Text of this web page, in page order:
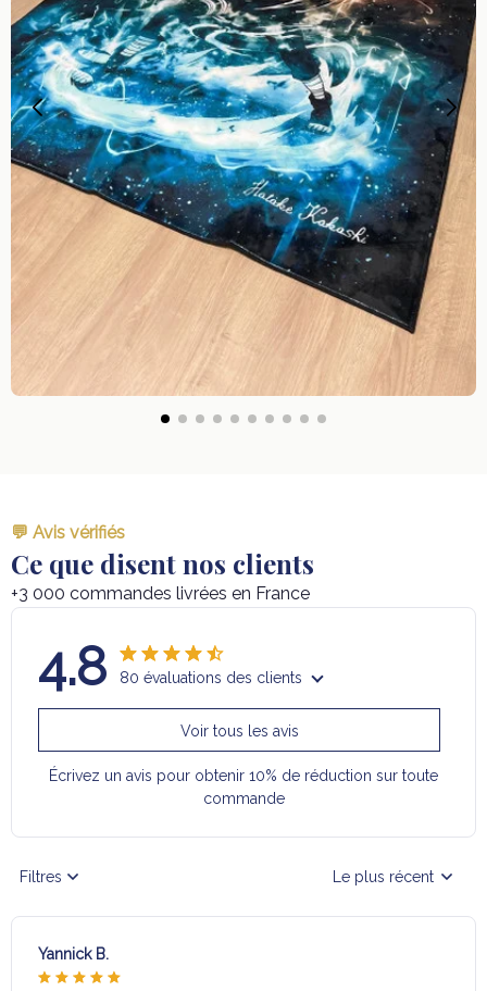
💬 Avis vérifiés
Ce que disent nos clients
+3 000 commandes livrées en France
4.8 80 évaluations des clients
Voir tous les avis
Écrivez un avis pour obtenir 10% de réduction sur toute
commande
Filtres Le plus récent
Yannick B.